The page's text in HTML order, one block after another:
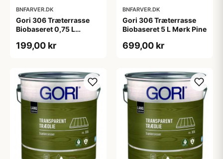
BNFARVER.DK
Gori 306 Træterrasse
Biobaseret 0,75 L
199,00 kr
BNFARVER.DK
Gori 306 Træterrasse
Biobaseret 5 L Mørk Pine
699,00 kr